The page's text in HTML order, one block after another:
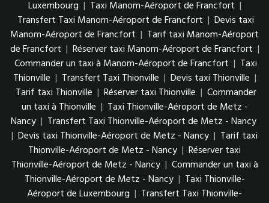
Luxembourg | Taxi Manom-Aéroport de Francfort |
Transfert Taxi Manom-Aéroport de Francfort | Devis taxi
Manom-Aéroport de Francfort | Tarif taxi Manom-Aéroport
de Francfort | Réserver taxi Manom-Aéroport de Francfort |
Commander un taxi à Manom-Aéroport de Francfort | Taxi
Thionville | Transfert Taxi Thionville | Devis taxi Thionville |
Tarif taxi Thionville | Réserver taxi Thionville | Commander
un taxi à Thionville | Taxi Thionville-Aéroport de Metz -
Nancy | Transfert Taxi Thionville-Aéroport de Metz - Nancy
| Devis taxi Thionville-Aéroport de Metz - Nancy | Tarif taxi
Thionville-Aéroport de Metz - Nancy | Réserver taxi
Thionville-Aéroport de Metz - Nancy | Commander un taxi à
Thionville-Aéroport de Metz - Nancy | Taxi Thionville-
Aéroport de Luxembourg | Transfert Taxi Thionville-